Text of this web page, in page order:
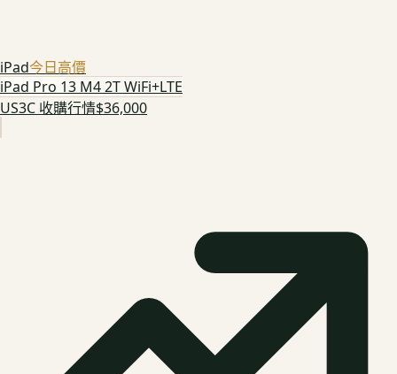
iPad今日高價
iPad Pro 13 M4 2T WiFi+LTE
US3C 收購行情$36,000